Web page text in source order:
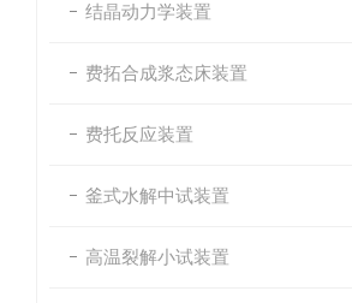
结晶动力学装置
费拓合成浆态床装置
费托反应装置
釜式水解中试装置
高温裂解小试装置